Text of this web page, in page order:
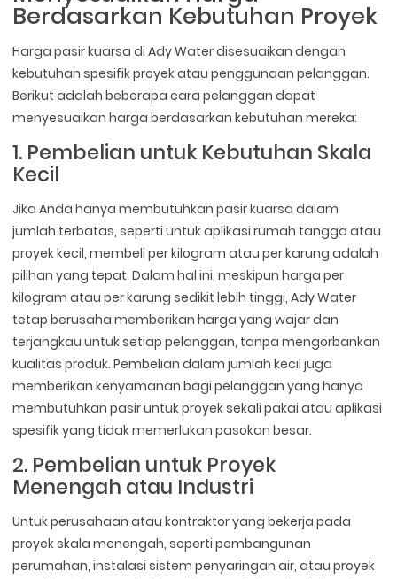
Berdasarkan Kebutuhan Proyek
Harga pasir kuarsa di Ady Water disesuaikan dengan
kebutuhan spesifik proyek atau penggunaan pelanggan.
Berikut adalah beberapa cara pelanggan dapat
menyesuaikan harga berdasarkan kebutuhan mereka:
1. Pembelian untuk Kebutuhan Skala
Kecil
Jika Anda hanya membutuhkan pasir kuarsa dalam
jumlah terbatas, seperti untuk aplikasi rumah tangga atau
proyek kecil, membeli per kilogram atau per karung adalah
pilihan yang tepat. Dalam hal ini, meskipun harga per
kilogram atau per karung sedikit lebih tinggi, Ady Water
tetap berusaha memberikan harga yang wajar dan
terjangkau untuk setiap pelanggan, tanpa mengorbankan
kualitas produk. Pembelian dalam jumlah kecil juga
memberikan kenyamanan bagi pelanggan yang hanya
membutuhkan pasir untuk proyek sekali pakai atau aplikasi
spesifik yang tidak memerlukan pasokan besar.
2. Pembelian untuk Proyek
Menengah atau Industri
Untuk perusahaan atau kontraktor yang bekerja pada
proyek skala menengah, seperti pembangunan
perumahan, instalasi sistem penyaringan air, atau proyek